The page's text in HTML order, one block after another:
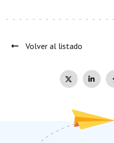
Volver al listado